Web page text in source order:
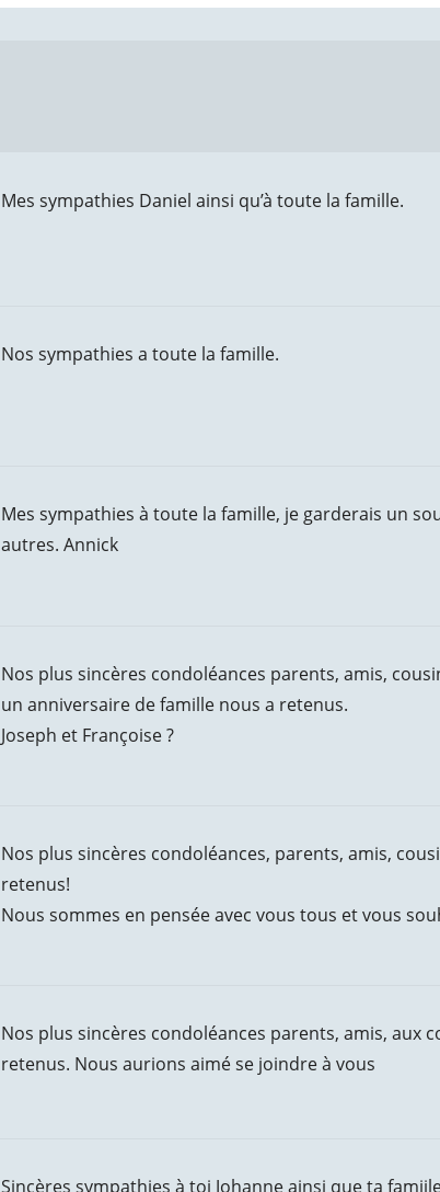
Mes sympathies Daniel ainsi qu’à toute la famille.
Nos sympathies a toute la famille.
Mes sympathies à toute la famille, je garderais un
autres. Annick
Nos plus sincères condoléances parents, amis,
un anniversaire de famille nous a retenus.
Joseph et Françoise ?
Nos plus sincères condoléances, parents, amis,
retenus!
Nous sommes en pensée avec vous tous et vous
Nos plus sincères condoléances parents, amis, aux
retenus. Nous aurions aimé se joindre à vous
Sincères sympathies à toi Johanne ainsi que ta